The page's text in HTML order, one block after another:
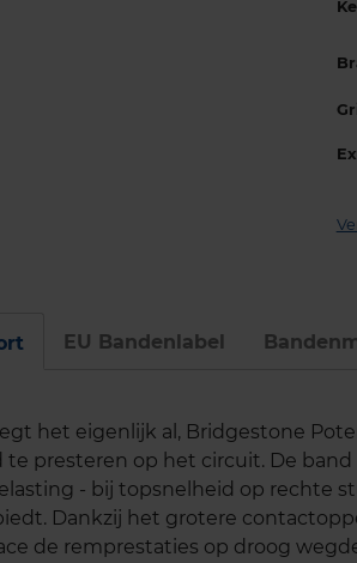
EU Bandenlabel
het eigenlijk al, Bridgestone
presteren op het circuit. De
- bij topsnelheid op rechte
Dankzij het grotere
de remprestaties op droog